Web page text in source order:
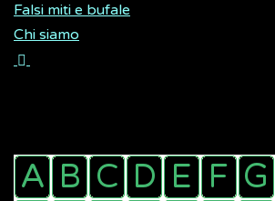
Falsi miti e bufale
Chi siamo